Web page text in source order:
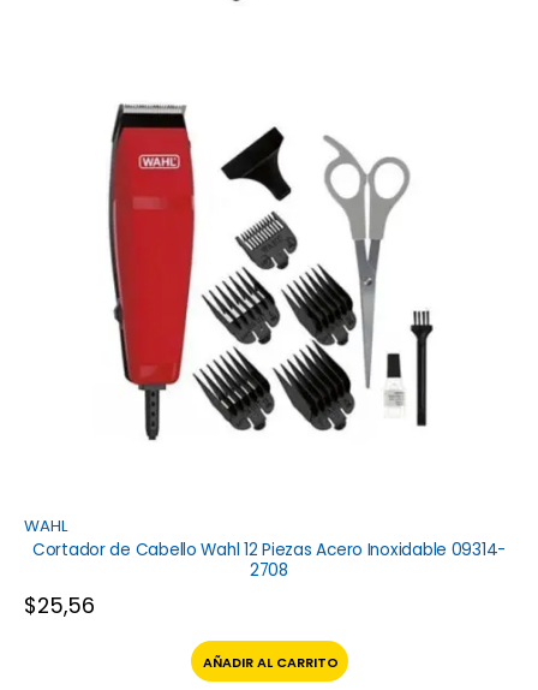
WAHL
Cortador de Cabello Wahl 12 Piezas Acero Inoxidable 09314-
2708
$25,56
AÑADIR AL CARRITO